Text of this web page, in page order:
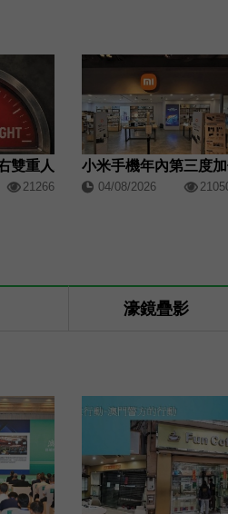
雙重人格
21266
小米手機年內第三度加
04/08/2026
濠鏡疊影